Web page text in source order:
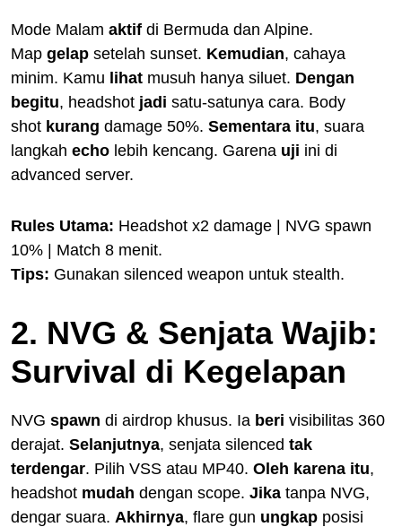
Mode Malam aktif di Bermuda dan Alpine.
Map gelap setelah sunset. Kemudian, cahaya
minim. Kamu lihat musuh hanya siluet. Dengan
begitu, headshot jadi satu-satunya cara. Body
shot kurang damage 50%. Sementara itu, suara
langkah echo lebih kencang. Garena uji ini di
advanced server.
Rules Utama: Headshot x2 damage | NVG spawn
10% | Match 8 menit.
Tips: Gunakan silenced weapon untuk stealth.
2. NVG & Senjata Wajib:
Survival di Kegelapan
NVG spawn di airdrop khusus. Ia beri visibilitas 360
derajat. Selanjutnya, senjata silenced tak
terdengar. Pilih VSS atau MP40. Oleh karena itu,
headshot mudah dengan scope. Jika tanpa NVG,
dengar suara. Akhirnya, flare gun ungkap posisi